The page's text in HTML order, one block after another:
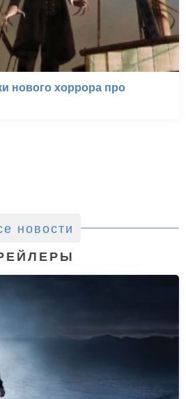
нового хоррора про
новости